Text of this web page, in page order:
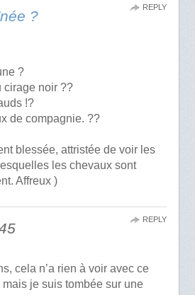
?
?
cirage noir ??
!?
de compagnie. ??
blessée, attristée de voir les
les chevaux sont
Affreux )
REPLY
cela n’a rien à voir avec ce
je suis tombée sur une
REPLY